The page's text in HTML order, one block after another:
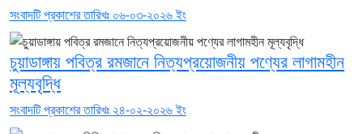
সংবাদটি প্রকাশের তারিখঃ ০৬-০৩-২০২৬ ইং
চুয়াডাঙ্গায় পবিত্র রমজানে নিত্যপ্রয়োজনীয় পণ্যের লাগামহীন
মূল্যবৃদ্ধি
সংবাদটি প্রকাশের তারিখঃ ২৪-০২-২০২৬ ইং